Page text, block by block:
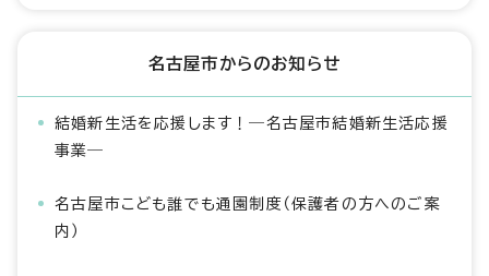
名古屋市からのお知らせ
結婚新生活を応援します！―名古屋市結婚新生活応援
事業―
名古屋市こども誰でも通園制度（保護者の方へのご案
内）